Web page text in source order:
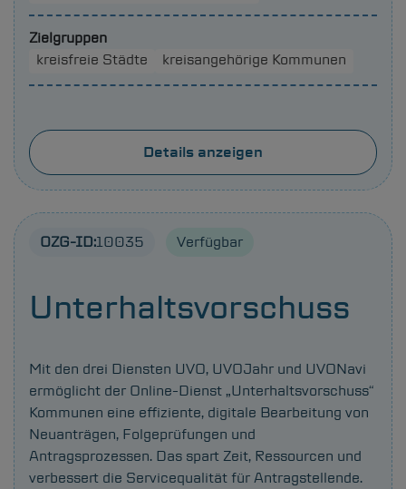
Zielgruppen
kreisfreie Städte
kreisangehörige Kommunen
Details anzeigen
OZG-ID:10035 Verfügbar
Unterhaltsvorschuss
Mit den drei Diensten UVO, UVOJahr und UVONavi
ermöglicht der Online-Dienst „Unterhaltsvorschuss“
Kommunen eine effiziente, digitale Bearbeitung von
Neuanträgen, Folgeprüfungen und
Antragsprozessen. Das spart Zeit, Ressourcen und
verbessert die Servicequalität für Antragstellende.